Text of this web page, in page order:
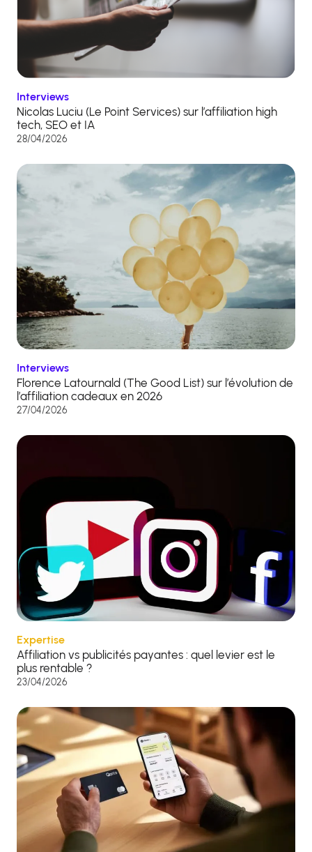
Interviews
Nicolas Luciu (Le Point Services) sur l’affiliation high
tech, SEO et IA
28/04/2026
Interviews
Florence Latournald (The Good List) sur l’évolution de
l’affiliation cadeaux en 2026
27/04/2026
Expertise
Affiliation vs publicités payantes : quel levier est le
plus rentable ?
23/04/2026